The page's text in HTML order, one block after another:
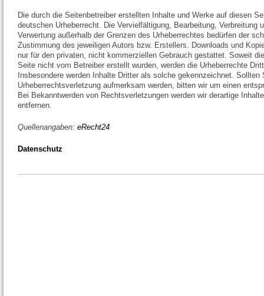
Die durch die Seitenbetreiber erstellten Inhalte und Werke auf diesen
deutschen Urheberrecht. Die Vervielfältigung, Bearbeitung, Verbreitung
Verwertung außerhalb der Grenzen des Urheberrechtes bedürfen der
Zustimmung des jeweiligen Autors bzw. Erstellers. Downloads und
nur für den privaten, nicht kommerziellen Gebrauch gestattet. Soweit
Seite nicht vom Betreiber erstellt wurden, werden die Urheberrechte
Insbesondere werden Inhalte Dritter als solche gekennzeichnet.
Urheberrechtsverletzung aufmerksam werden, bitten wir um einen
Bei Bekanntwerden von Rechtsverletzungen werden wir derartige
entfernen.
Quellenangaben: eRecht24
Datenschutz